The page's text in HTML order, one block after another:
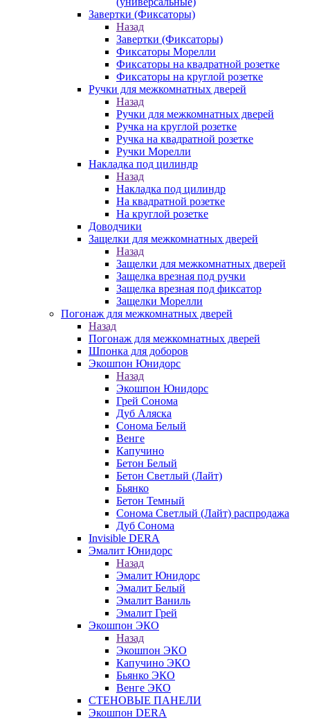
Завертки (Фиксаторы)
Назад
Завертки (Фиксаторы)
Фиксаторы Морелли
Фиксаторы на квадратной розетке
Фиксаторы на круглой розетке
Ручки для межкомнатных дверей
Назад
Ручки для межкомнатных дверей
Ручка на круглой розетке
Ручка на квадратной розетке
Ручки Морелли
Накладка под цилиндр
Назад
Накладка под цилиндр
На квадратной розетке
На круглой розетке
Доводчики
Защелки для межкомнатных дверей
Назад
Защелки для межкомнатных дверей
Защелка врезная под ручки
Защелка врезная под фиксатор
Защелки Морелли
Погонаж для межкомнатных дверей
Назад
Погонаж для межкомнатных дверей
Шпонка для доборов
Экошпон Юнидорс
Назад
Экошпон Юнидорс
Грей Сонома
Дуб Аляска
Сонома Белый
Венге
Капучино
Бетон Белый
Бетон Светлый (Лайт)
Бьянко
Бетон Темный
Сонома Светлый (Лайт) распродажа
Дуб Сонома
Invisible DERA
Эмалит Юнидорс
Назад
Эмалит Юнидорс
Эмалит Белый
Эмалит Ваниль
Эмалит Грей
Экошпон ЭКО
Назад
Экошпон ЭКО
Капучино ЭКО
Бьянко ЭКО
Венге ЭКО
СТЕНОВЫЕ ПАНЕЛИ
Экошпон DERA